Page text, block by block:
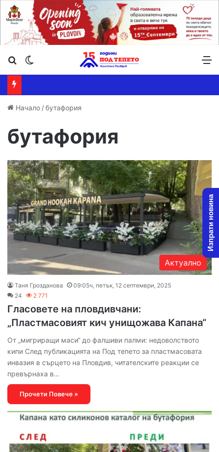
Търсене ...
Начало /бутафория
бутафория
Актуално
Таня Грозданова
09:05ч, петък, 12 септември, 2025
24
2 771
Гласовете на пловдивчани:
„Пластмасовият кич унищожава Капана“
От „мигриращи маси“ до фалшиви палми: недоволството
кипи След публикацията на Под тепето за пластмасовата
инвазия в сърцето на Пловдив, читателските реакции се
превърнаха в…
Прочети Повече »
Изпрати новина